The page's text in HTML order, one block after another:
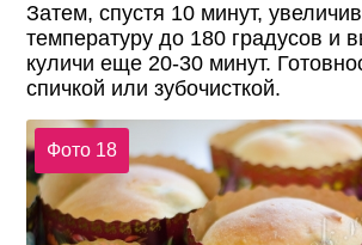
Затем, спустя 10 минут,
температуру до 180 градусов и
куличи еще 20-30 минут.
спичкой или зубочисткой.
Фото 18